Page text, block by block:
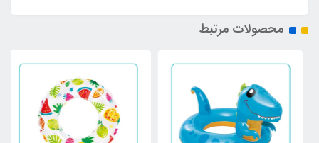
محصولات مرتبط